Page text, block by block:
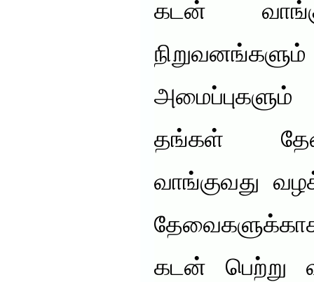
கடன்
தங்கள்
வாங்குவது
கடன் பெற்று